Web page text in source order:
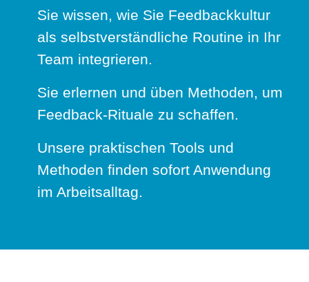
Sie wissen, wie Sie Feedbackkultur
als selbstverständliche Routine in Ihr
Team integrieren.
Sie erlernen und üben Methoden, um
Feedback-Rituale zu schaffen.
Unsere praktischen Tools und
Methoden finden sofort Anwendung
im Arbeitsalltag.